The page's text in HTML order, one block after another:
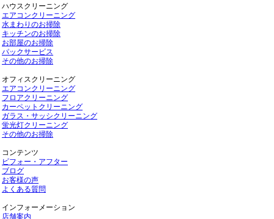
ハウスクリーニング
エアコンクリーニング
水まわりのお掃除
キッチンのお掃除
お部屋のお掃除
パックサービス
その他のお掃除
オフィスクリーニング
エアコンクリーニング
フロアクリーニング
カーペットクリーニング
ガラス・サッシクリーニング
蛍光灯クリーニング
その他のお掃除
コンテンツ
ビフォー・アフター
ブログ
お客様の声
よくある質問
インフォーメーション
店舗案内